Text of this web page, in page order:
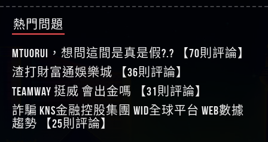
回報獲利 請不要在匯款
行是真的嗎 天盛商行是詐騙嗎 被天盛商行詐騙一
招教你拿回
大戶e點靈詐騙痛不欲生 大戶e點靈是真的嗎 大戶e
點靈是不是詐騙 大戶e點靈是詐騙嗎 大戶e點靈無
法出金 （大戶e點靈）教你如何規避詐騙陷阱
【其他問題】 弘記投資詐騙持續收割國人中【免
費討回資金賴zg369】弘記投資是詐騙嗎 弘記投資
是不是詐騙 弘記投資是真的嗎 被弘記投資詐騙的
錢怎麼辦 本文教你如何拿回被騙資金
【其他問題】 被騙追回賴【zg369】KnTop利用新型
詐騙手法欺詐群眾 KnTop是真的嗎 KnTop是不是詐騙
KnTop是詐騙嗎 【KnTop】KnTop無法出金 被KnTop詐騙
的錢一招拿回
【其他問題】機台運算專案詐騙持續收割國人中
【免費討回資金賴zg369】機台運算專案是詐騙嗎
機台運算專案是不是詐騙 機台運算專案是真的嗎
被機台運算專案詐騙的錢怎麼辦 本文教你如何拿
回被騙資金
【其他問題】 Hoyabit詐騙持續收割國人中【免費
討回資金賴zg369】Hoyabit是詐騙嗎 Hoyabit是不是詐
騙 Hoyabit是真的嗎 被HoyabitHoyabit詐騙的錢怎麼辦
本文教你如何拿回被騙資金
【其他問題】KS.M多元化行銷詐騙持續收割國人
中【免費討回資金賴zg369】KS.M多元化行銷是詐
騙嗎 KS.M多元化行銷是不是詐騙 KS.M多元化行銷是
真的嗎 被KS.M多元化行銷詐騙的錢怎麼辦 本文教
你如何拿回被騙資金
【其他問題】免費追回賴「zg369」深度解析野原
家 Family & Love如何詐騙 野原家 Family & Love是不是詐
騙 野原家 Family & Love是真的嗎 野原家 Family & Love是
詐騙嗎 165多次通報野原家 Family & Love是詐騙平台
【其他問題】元盈橋詐騙持續收割國人中【免費
討回資金賴zg369】元盈橋是詐騙嗎 元盈橋是不是
詐騙 元盈橋是真的嗎 被元盈橋詐騙的錢怎麼辦
【其他問題】被騙追回賴【zg369】M.L.Edge利用新
型詐騙手法欺詐群眾 M.L.Edge是真的嗎 M.L.Edge是不
【其他問題】 Robinhood詐騙持續收割國人中【免
【王亞廷】#免費手遊#錢龍皇ONLINE#http
【傑】真的
【蔡如軒】黑網一個呵呵
【Wei】讚
【沈樂慧】又是九州??爛死了黑網不要玩
【林伊依】爛死了拉贏錢直接鎖帳號可以去吃屎
【陳靜茹】推薦小畢，我也是小畢的會員～～
【黃家羭】推推
熱門問題
MTUORUi，想問這間是真是假?.? 【70則評論】
渣打財富通娛樂城 【36則評論】
TEAMWAY 挺威 會出金嗎 【31則評論】
詐騙 kns金融控股集團 WID全球平台 WEB數據
趨勢 【25則評論】